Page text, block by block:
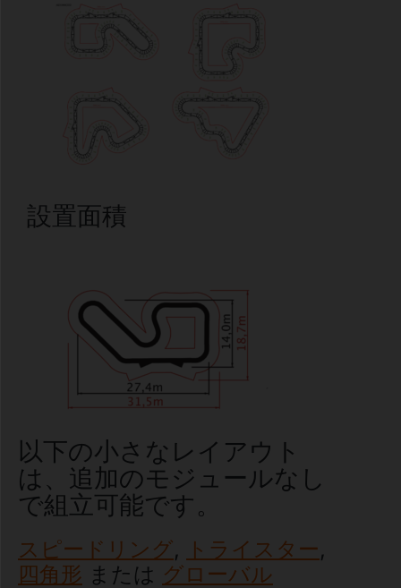
設置面積
以下の小さなレイアウト
は、追加のモジュールなし
で組立可能です。
スピードリング, トライスター,
四角形 または グローバル